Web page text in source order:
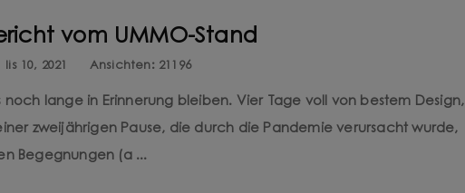
vom UMMO-Stand
lis 10, 2021 Ansichten: 21196
lange in Erinnerung bleiben. Vier Tage voll von bestem Design,
zweijährigen Pause, die durch die Pandemie verursacht wurde,
Begegnungen (a ...